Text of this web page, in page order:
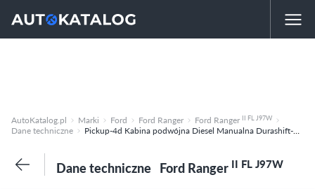
AutoKatalog.pl Marki Ford Ford Ranger Ford Ranger II FL J97W
Dane techniczne Pickup-4d Kabina podwójna Diesel Manualna Durashift-5 XL
Dane techniczne Ford Ranger II FL J97W